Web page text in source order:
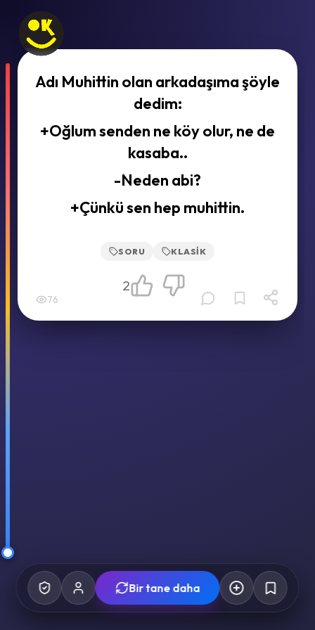
Adı Muhittin olan arkadaşıma şöyle
dedim:
+Oğlum senden ne köy olur, ne de
kasaba..
-Neden abi?
+Çünkü sen hep muhittin.
SORU KLASIK
76
2
Bir tane daha